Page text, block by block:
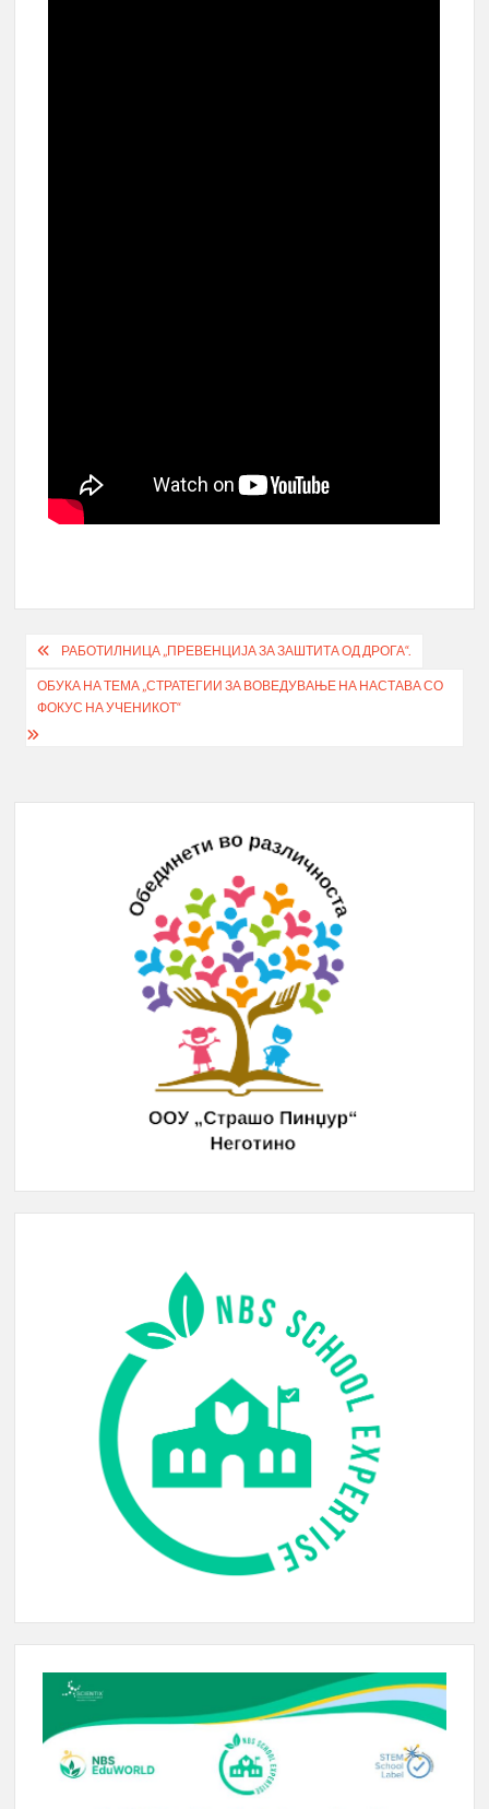
Post
navigation
РАБОТИЛНИЦА „ПРЕВЕНЦИЈА ЗА ЗАШТИТА ОД ДРОГА“.
ОБУКА НА ТЕМА „СТРАТЕГИИ ЗА ВОВЕДУВАЊЕ НА НАСТАВА СО
ФОКУС НА УЧЕНИКОТ“